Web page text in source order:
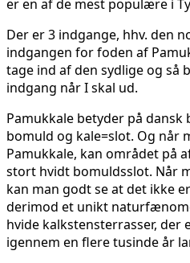
er en af de mest populære i
Der er 3 indgange, hhv. den
indgangen for foden af
tage ind af den sydlige og så
indgang når I skal ud.
Pamukkale betyder på dansk
bomuld og kale=slot. Og når
Pamukkale, kan området på
stort hvidt bomuldsslot. Når
kan man godt se at det ikke
derimod et unikt
hvide kalkstensterrasser, der
igennem en flere tusinde år